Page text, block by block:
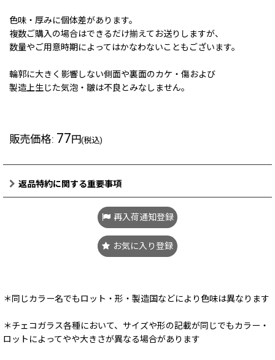
色味・厚みに個体差があります。
複数ご購入の場合はできるだけ揃えてお送りしますが、
数量やご用意時期によってはかなわないこともございます。
輪郭に大きく影響しない側面や裏面のカケ・傷および
製造上生じた気泡・皺は不良とみなしません。
販売価格: 77円(税込)
返品特約に関する重要事項
再入荷通知登録
お気に入り登録
＊同じカラー名でもロット・形・製造国などにより色味は異なります
＊チェコガラス各種において、サイズや形の記載が同じでもカラー・
ロットによってやや大きさが異なる場合があります